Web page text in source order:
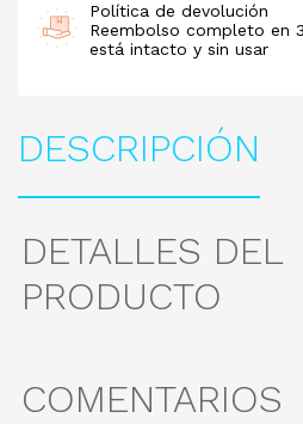
Política de devolución
Reembolso completo en
está intacto y sin usar
DESCRIPCIÓN
DETALLES DEL
PRODUCTO
COMENTARIOS